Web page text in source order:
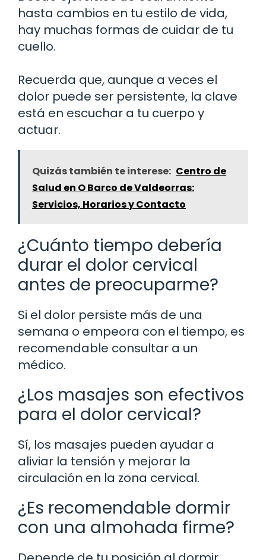
hasta cambios en tu estilo de vida,
hay muchas formas de cuidar de tu
cuello.
Recuerda que, aunque a veces el
dolor puede ser persistente, la clave
está en escuchar a tu cuerpo y
actuar.
Quizás también te interese: Centro de
Salud en O Barco de Valdeorras:
Servicios, Horarios y Contacto
¿Cuánto tiempo debería
durar el dolor cervical
antes de preocuparme?
Si el dolor persiste más de una
semana o empeora con el tiempo, es
recomendable consultar a un
médico.
¿Los masajes son efectivos
para el dolor cervical?
Sí, los masajes pueden ayudar a
aliviar la tensión y mejorar la
circulación en la zona cervical.
¿Es recomendable dormir
con una almohada firme?